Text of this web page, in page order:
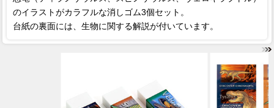
のイラストがカラフルな消しゴム3個セット。
台紙の裏面には、生物に関する解説が付いています。